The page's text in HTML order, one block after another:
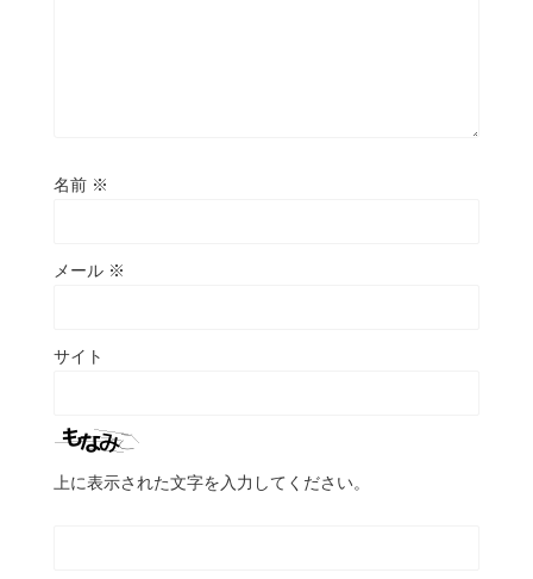
名前 ※
メール ※
サイト
上に表示された文字を入力してください。